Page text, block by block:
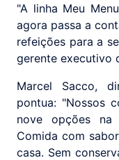
"A linha Meu
agora passa a
refeições para a
gerente executivo
Marcel Sacco,
pontua: "Nossos
nove opções na
Comida com
casa. Sem